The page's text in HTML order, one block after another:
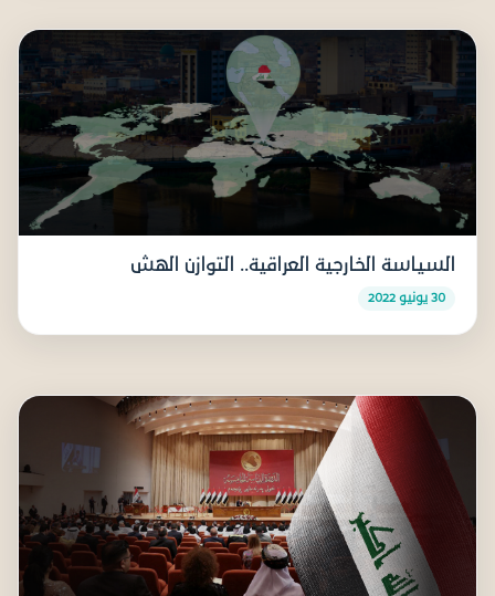
السياسة الخارجية العراقية.. التوازن الهش
30 يونيو 2022